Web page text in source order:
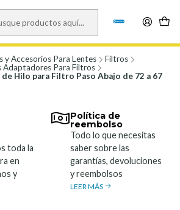
5478, Ñuñoa. Lunes a Viernes 9.30 a
y Domingos de 10:00 a 17:00
y Accesorios Para Lentes
Filtros
Adaptadores Para Filtros
Hilo para Filtro Paso Abajo de 72 a 67
toda la
en
y
Política de
reembolso
Todo lo que necesitas
saber sobre las
garantías, devoluciones
y reembolsos
LEER MÁS